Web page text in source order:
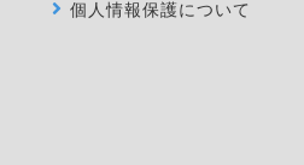
個人情報保護について